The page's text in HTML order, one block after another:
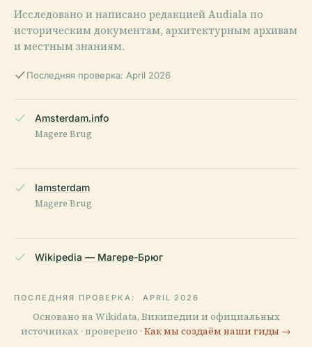
Исследовано и написано редакцией Audiala по
историческим документам, архитектурным архивам
и местным знаниям.
Последняя проверка: April 2026
Amsterdam.info
Magere Brug
Iamsterdam
Magere Brug
Wikipedia — Магере-Брюг
ПОСЛЕДНЯЯ ПРОВЕРКА: APRIL 2026
Основано на Wikidata, Википедии и официальных
источниках · проверено · Как мы создаём наши гиды →